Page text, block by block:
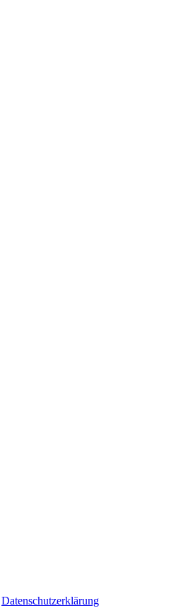
Datenschutzerklärung